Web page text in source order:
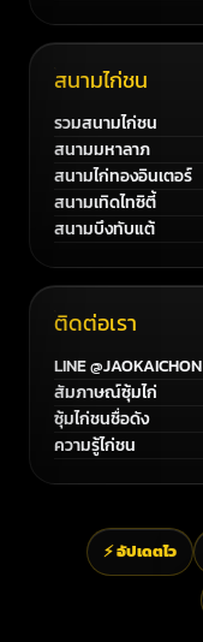
สนามไก่ชน
รวมสนามไก่ชน
สนามมหาลาภ
สนามไก่ทองอินเตอร์
สนามเทิดไทซิตี้
สนามบึงทับแต้
ติดต่อเรา
LINE @JAOKAICHON
สัมภาษณ์ซุ้มไก่
ซุ้มไก่ชนชื่อดัง
ความรู้ไก่ชน
⚡ อัปเดตไว